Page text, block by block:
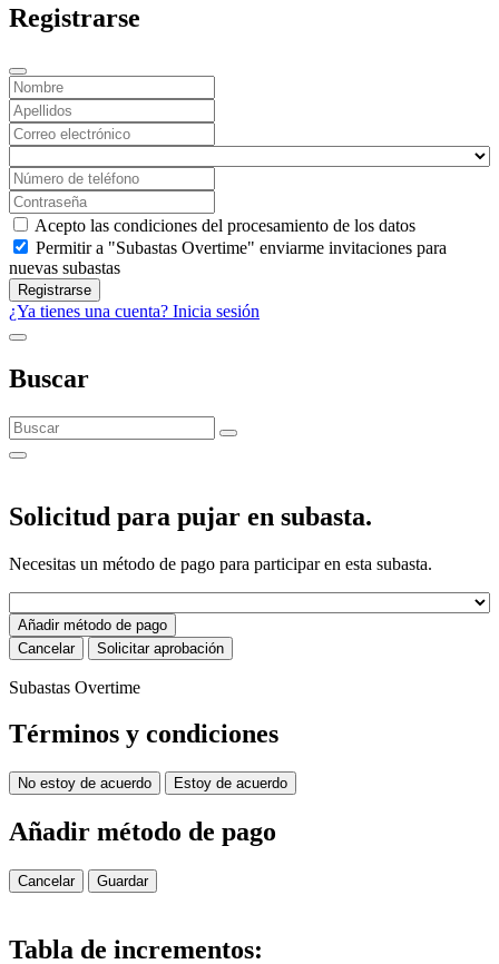
Registrarse
Acepto las condiciones del procesamiento de los datos
Permitir a "Subastas Overtime" enviarme invitaciones para
nuevas subastas
Registrarse
¿Ya tienes una cuenta? Inicia sesión
Buscar
Solicitud para pujar en subasta.
Necesitas un método de pago para participar en esta subasta.
Añadir método de pago
Cancelar
Solicitar aprobación
Subastas Overtime
Términos y condiciones
No estoy de acuerdo Estoy de acuerdo
Añadir método de pago
Cancelar Guardar
Tabla de incrementos: